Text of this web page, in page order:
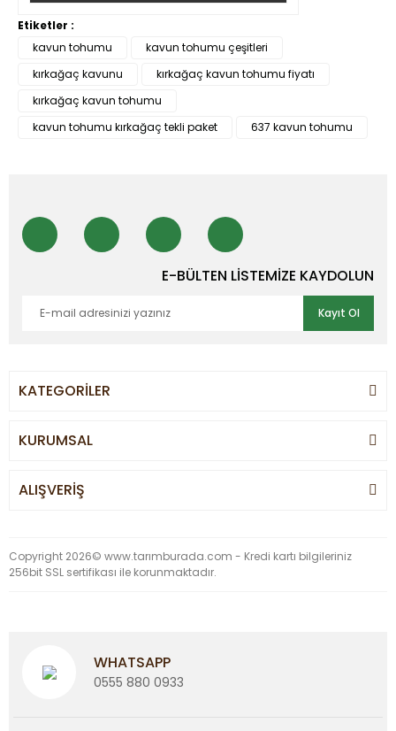
Etiketler :
kavun tohumu
kavun tohumu çeşitleri
kırkağaç kavunu
kırkağaç kavun tohumu fiyatı
kırkağaç kavun tohumu
kavun tohumu kırkağaç tekli paket
637 kavun tohumu
E-BÜLTEN LİSTEMİZE KAYDOLUN
Kayıt Ol
KATEGORİLER
KURUMSAL
ALIŞVERİŞ
Copyright 2026© www.tarımburada.com - Kredi kartı bilgileriniz
256bit SSL sertifikası ile korunmaktadır.
WHATSAPP
0555 880 0933